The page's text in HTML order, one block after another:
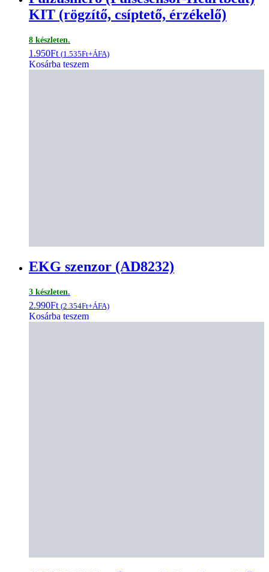
KIT (rögzítő, csíptető, érzékelő)
8 készleten.
1.950Ft (1.535Ft+ÁFA)
Kosárba teszem
EKG szenzor (AD8232)
3 készleten.
2.990Ft (2.354Ft+ÁFA)
Kosárba teszem